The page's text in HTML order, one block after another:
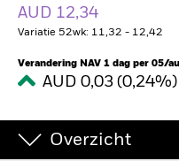
Nederland
iShares
AUD 12,34
Variatie 52wk: 11,32 - 12,42
Verandering NAV 1 dag per 05/
AUD 0,03 (0,24%)
Overzicht